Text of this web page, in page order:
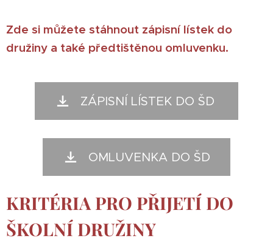
Zde si můžete stáhnout zápisní lístek do
družiny a také předtištěnou omluvenku.
ZÁPISNÍ LÍSTEK DO ŠD
OMLUVENKA DO ŠD
KRITÉRIA PRO PŘIJETÍ DO
ŠKOLNÍ DRUŽINY